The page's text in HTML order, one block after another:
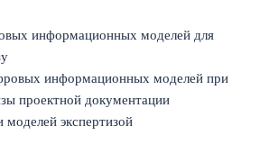
информационных моделей для
информационных моделей при
проектной документации
экспертизой